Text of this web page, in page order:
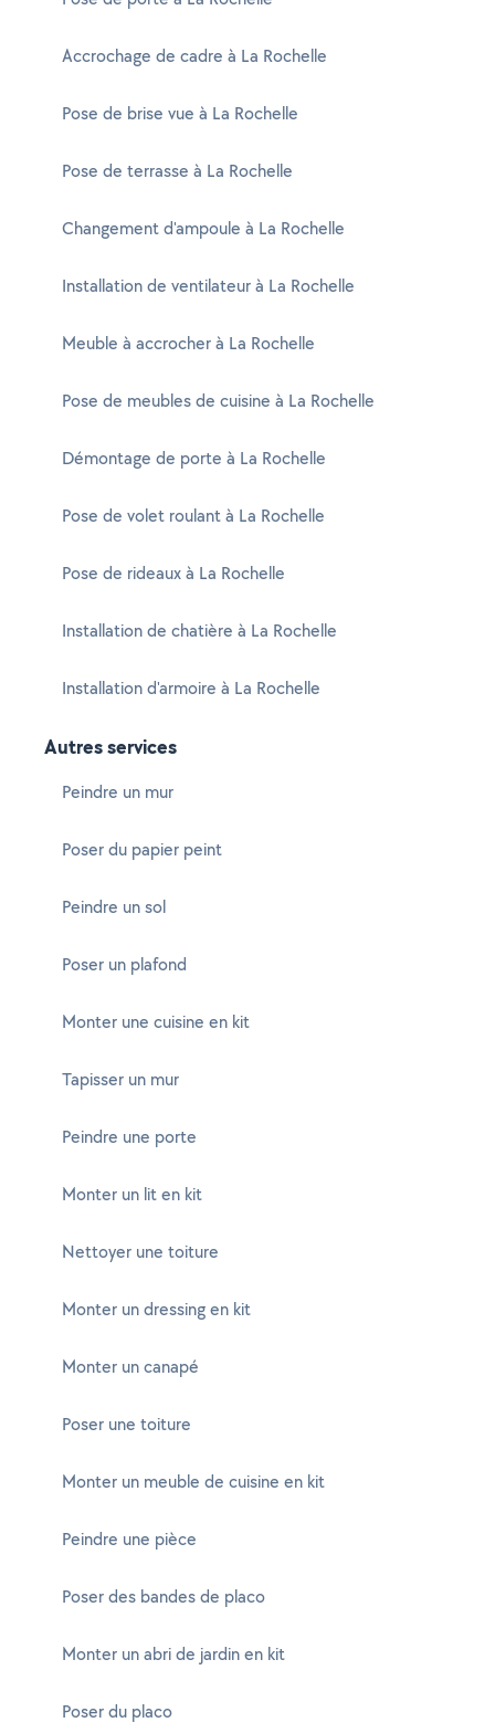
Accrochage de cadre à La Rochelle
Pose de brise vue à La Rochelle
Pose de terrasse à La Rochelle
Changement d'ampoule à La Rochelle
Installation de ventilateur à La Rochelle
Meuble à accrocher à La Rochelle
Pose de meubles de cuisine à La Rochelle
Démontage de porte à La Rochelle
Pose de volet roulant à La Rochelle
Pose de rideaux à La Rochelle
Installation de chatière à La Rochelle
Installation d'armoire à La Rochelle
Autres services
Peindre un mur
Poser du papier peint
Peindre un sol
Poser un plafond
Monter une cuisine en kit
Tapisser un mur
Peindre une porte
Monter un lit en kit
Nettoyer une toiture
Monter un dressing en kit
Monter un canapé
Poser une toiture
Monter un meuble de cuisine en kit
Peindre une pièce
Poser des bandes de placo
Monter un abri de jardin en kit
Poser du placo